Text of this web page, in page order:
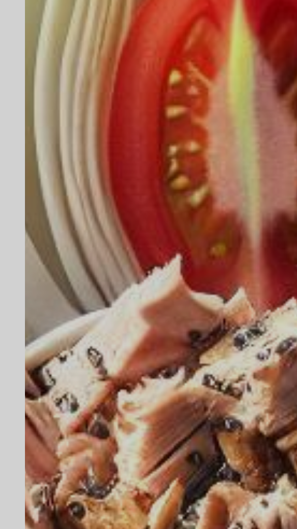
vous d’avoir Votre coach Nutrition ?
Artificielle à votre service pour perdre du poids, prendre de la masse ou
Découvrez NutriCoach AI et atteignez vos objectifs sans régime mais simplement
avec un rééquilibrage alimentaire !
50% de réduction pour tester et constater.
promo sur votre accompagnement Nutrition par Intelligence Artificielle.